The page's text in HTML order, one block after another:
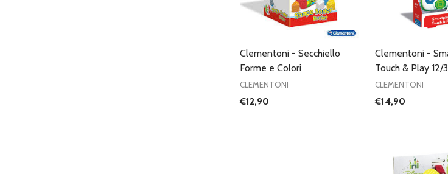
Clementoni - Secchiello
Forme e Colori
CLEMENTONI
€12,90
Clementoni -
Touch & Play 12/
CLEMENTONI
€14,90